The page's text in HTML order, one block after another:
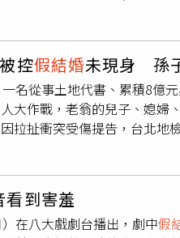
姻中的一道傷痕，希望相關
，雙方將在法庭上解決所有
查證，各院均表示，接受試
序，若未提供結婚證，僅能
示，辦理輔助生殖療程確實
一處理，截至報導截稿前，
生殖治療，不僅可能涉及偽
金，也可依法追討遭不當支
民眾提供的證件進行形式審
不一定構成違法。不過，在
一步認定。對於最受外界關
體，其處置權原則上屬於精
娘舅》及《潮新聞》報導，
影下。丈夫經常因小事動
女說，自己多年來一直選擇
提出離婚。然而，今年初前
登記文件，而是一張假證。
未懷疑過證件真偽，直到20
後長期遭受婆家冷眼對待。
給過好臉色。生女兒時，她
女表示，丈夫除了經常辱
今已不願再繼續過這樣的生
」，情緒失控才會出手。他
解過程中，張男除了當面向
控假結婚未現身 孫
名從事土地代書、累積8億
大作戰，老翁的兒子、媳婦
拉扯衝突受傷提告，台北地
現身，但透過律師表達不認
元，過去20年一直由小他
看護
醫，遇到王家多人爭搶，一
其中一位媳婦、一位孫子涉
到害羞
在八大戲劇台播出，劇中假